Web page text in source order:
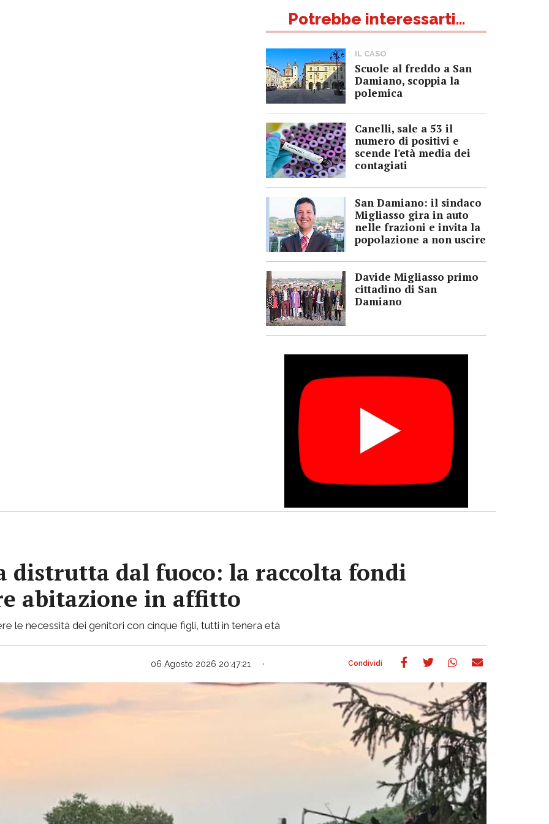
Potrebbe interessarti...
IL CASO
Scuole al freddo a San
Damiano, scoppia la
polemica
Canelli, sale a 53 il
numero di positivi e
scende l'età media dei
contagiati
San Damiano: il sindaco
Migliasso gira in auto
nelle frazioni e invita la
popolazione a non uscire
Davide Migliasso primo
cittadino di San
Damiano
distrutta dal fuoco: la raccolta fondi
abitazione in affitto
le necessità dei genitori con cinque figli, tutti in tenera età
06 Agosto 2026 20:47:21